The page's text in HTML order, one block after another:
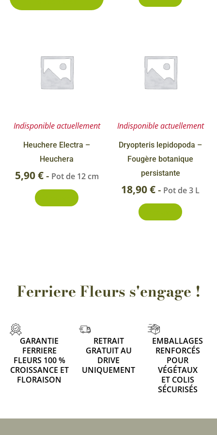
Indisponible actuellement
Heuchere Electra –
Heuchera
5,90€- Pot de 12 cm
Indisponible actuellement
Dryopteris lepidopoda –
Fougère botanique
persistante
18,90€- Pot de 3 L
Ferriere Fleurs s'engage !
GARANTIE
FERRIERE
FLEURS 100 %
CROISSANCE ET
FLORAISON
RETRAIT
GRATUIT AU
DRIVE
UNIQUEMENT
EMBALLAGES
RENFORCÉS
POUR
VÉGÉTAUX
ET COLIS
SÉCURISÉS